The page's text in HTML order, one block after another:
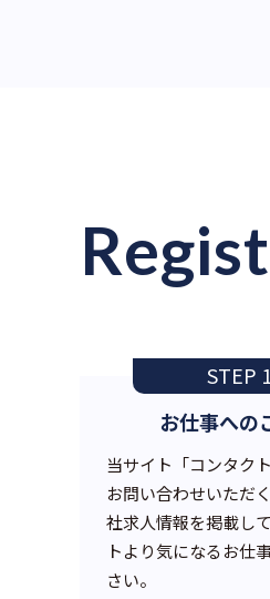
STEP 1
お仕事への
当サイト「コンタク
お問い合わせいただ
社求人情報を掲載し
トより気になるお仕
さい。